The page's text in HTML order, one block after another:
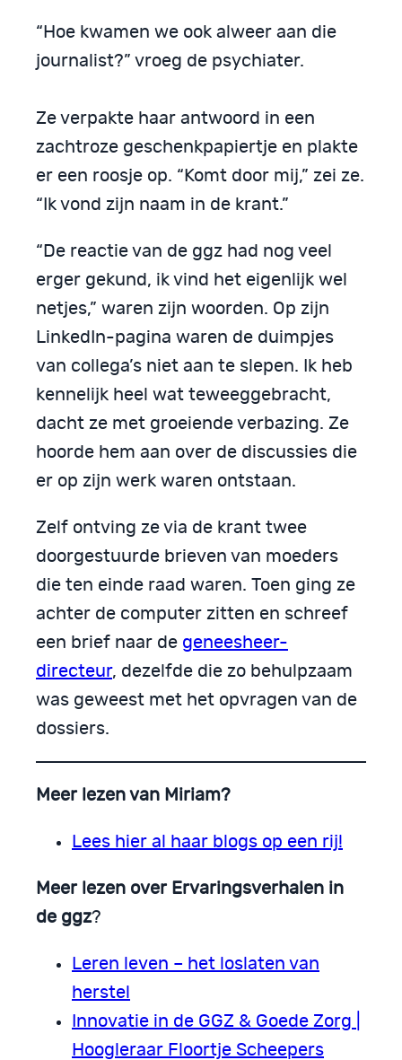
“Hoe kwamen we ook alweer aan die
journalist?” vroeg de psychiater.
Ze verpakte haar antwoord in een
zachtroze geschenkpapiertje en plakte
er een roosje op. “Komt door mij,” zei ze.
“Ik vond zijn naam in de krant.”
“De reactie van de ggz had nog veel
erger gekund, ik vind het eigenlijk wel
netjes,” waren zijn woorden. Op zijn
LinkedIn-pagina waren de duimpjes
van collega’s niet aan te slepen. Ik heb
kennelijk heel wat teweeggebracht,
dacht ze met groeiende verbazing. Ze
hoorde hem aan over de discussies die
er op zijn werk waren ontstaan.
Zelf ontving ze via de krant twee
doorgestuurde brieven van moeders
die ten einde raad waren. Toen ging ze
achter de computer zitten en schreef
een brief naar de geneesheer-
directeur, dezelfde die zo behulpzaam
was geweest met het opvragen van de
dossiers.
Meer lezen van Miriam?
Lees hier al haar blogs op een rij!
Meer lezen over Ervaringsverhalen in
de ggz?
Leren leven – het loslaten van
herstel
Innovatie in de GGZ & Goede Zorg |
Hoogleraar Floortje Scheepers